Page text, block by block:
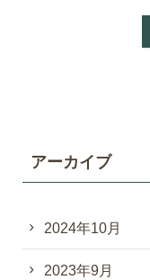
アーカイブ
2024年10月
2023年9月